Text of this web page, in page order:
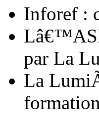
Inforef :
par La
La